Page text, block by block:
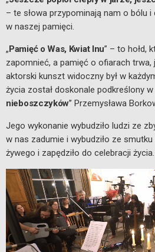
– te słowa przypominają nam o bólu i
w naszej pamięci.
„Pamięć o Was, Kwiat lnu” – to hołd,
zapomnieć, a pamięć o ofiarach trwa,
aktorski kunszt widoczny był w
życia został doskonale podkreślony w
nieboszczyków’’ Przemysława
Jego wykonanie wybudziło ludzi ze
w nas zadumie i wybudziło ze
żywego i zapędziło do celebracji życia.